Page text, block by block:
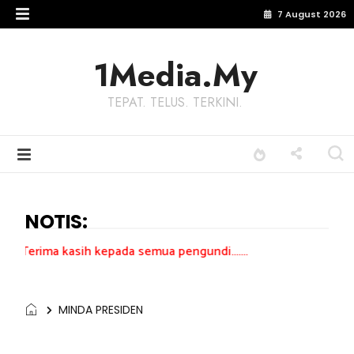
7 August 2026
1Media.My
TEPAT. TELUS. TERKINI.
NOTIS:
kepada semua pengundi.......
MINDA PRESIDEN